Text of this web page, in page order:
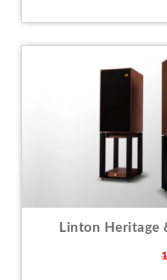
Linton Heritage